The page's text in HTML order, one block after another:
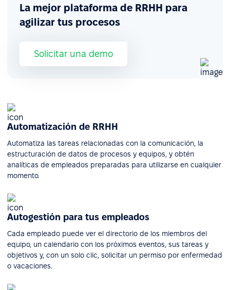
La mejor plataforma de RRHH para
agilizar tus procesos
Solicitar una demo
Automatización de RRHH
Automatiza las tareas relacionadas con la comunicación, la
estructuración de datos de procesos y equipos, y obtén
analíticas de empleados preparadas para utilizarse en cualquier
momento.
Autogestión para tus empleados
Cada empleado puede ver el directorio de los miembros del
equipo, un calendario con los próximos eventos, sus tareas y
objetivos y, con un solo clic, solicitar un permiso por enfermedad
o vacaciones.